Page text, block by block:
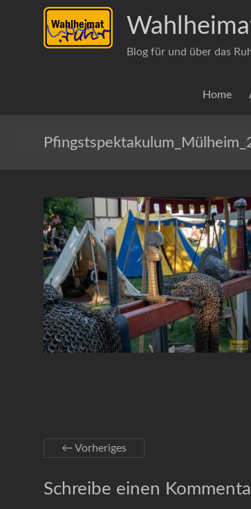
Blog für und über das
Home
← Vorheriges
Schreibe einen